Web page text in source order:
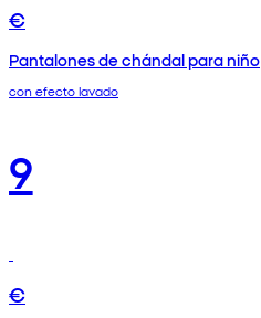
€
Pantalones de chándal para niño
con efecto lavado
9
€